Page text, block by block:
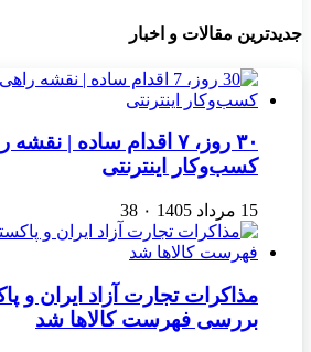
جدیدترین مقالات و اخبار
۳۰ روز، ۷ اقدام ساده |
کسب‌وکار اینترنتی
15 مرداد 1405 ۰ 38
مذاکرات تجارت آزاد ایران و
بررسی فهرست کالاها شد